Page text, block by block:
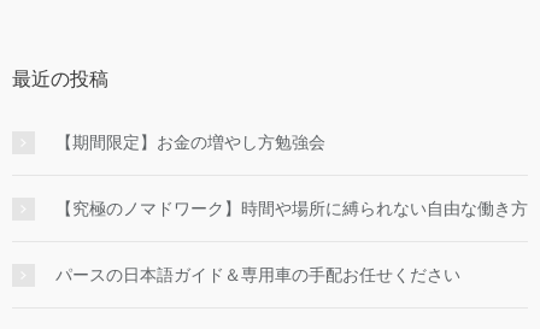
最近の投稿
【期間限定】お金の増やし方勉強会
【究極のノマドワーク】時間や場所に縛られない自由な働き方
パースの日本語ガイド＆専用車の手配お任せください